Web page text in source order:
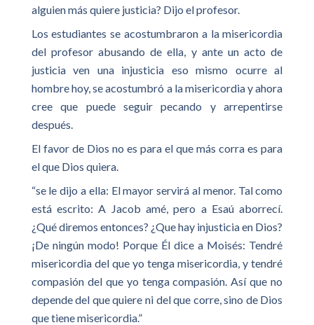
alguien más quiere justicia? Dijo el profesor.
Los estudiantes se acostumbraron a la misericordia
del profesor abusando de ella, y ante un acto de
justicia ven una injusticia eso mismo ocurre al
hombre hoy, se acostumbró a la misericordia y ahora
cree que puede seguir pecando y arrepentirse
después.
El favor de Dios no es para el que más corra es para
el que Dios quiera.
“se le dijo a ella: El mayor servirá al menor. Tal como
está escrito: A Jacob amé, pero a Esaú aborrecí.
¿Qué diremos entonces? ¿Que hay injusticia en Dios?
¡De ningún modo! Porque Él dice a Moisés: Tendré
misericordia del que yo tenga misericordia, y tendré
compasión del que yo tenga compasión. Así que no
depende del que quiere ni del que corre, sino de Dios
que tiene misericordia.”